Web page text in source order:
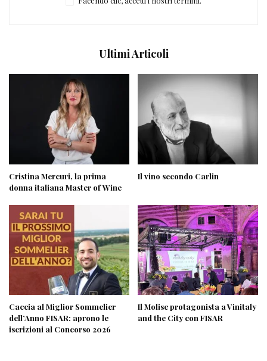
Ultimi Articoli
Cristina Mercuri, la prima
donna italiana Master of Wine
Il vino secondo Carlin
Caccia al Miglior Sommelier
dell’Anno FISAR: aprono le
iscrizioni al Concorso 2026
Il Molise protagonista a Vinitaly
and the City con FISAR